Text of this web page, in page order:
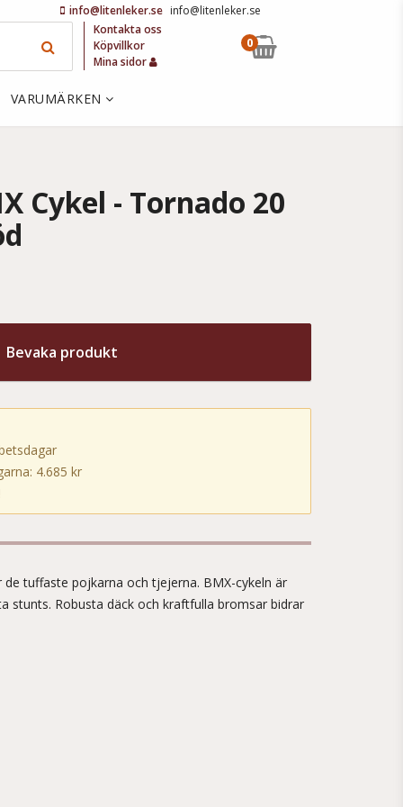
Cykel - Tornado 20
Bevaka produkt
4.685 kr
tuffaste pojkarna och tjejerna. BMX-cykeln är
stunts. Robusta däck och kraftfulla bromsar bidrar
info@litenleker.se info@litenleker.se
Kontakta oss
Köpvillkor
Mina sidor
0
VARUMÄRKEN